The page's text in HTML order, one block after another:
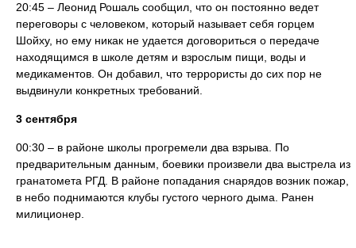
20:45 – Леонид Рошаль сообщил, что он постоянно ведет
переговоры с человеком, который называет себя горцем
Шойху, но ему никак не удается договориться о передаче
находящимся в школе детям и взрослым пищи, воды и
медикаментов. Он добавил, что террористы до сих пор не
выдвинули конкретных требований.
3 сентября
00:30 – в районе школы прогремели два взрыва. По
предварительным данным, боевики произвели два выстрела из
гранатомета РГД. В районе попадания снарядов возник пожар,
в небо поднимаются клубы густого черного дыма. Ранен
милиционер.